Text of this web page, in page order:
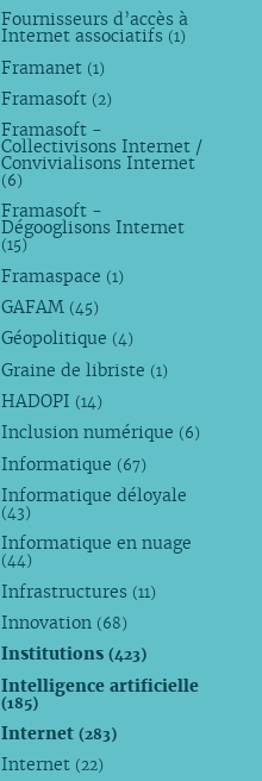
Fournisseurs d’accès à
Internet associatifs (1)
Framanet (1)
Framasoft (2)
Framasoft -
Collectivisons Internet /
Convivialisons Internet
(6)
Framasoft -
Dégooglisons Internet
(15)
Framaspace (1)
GAFAM (45)
Géopolitique (4)
Graine de libriste (1)
HADOPI (14)
Inclusion numérique (6)
Informatique (67)
Informatique déloyale
(43)
Informatique en nuage
(44)
Infrastructures (11)
Innovation (68)
Institutions(423)
Intelligence artificielle
(185)
Internet(283)
Internet (22)